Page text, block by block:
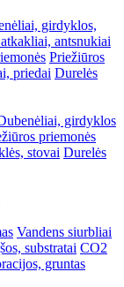
girdyklos,
antsnukiai
Priežiūros
priedai Durelės
girdyklos
priemonės
stovai Durelės
Vandens siurbliai
substratai CO2
gruntas